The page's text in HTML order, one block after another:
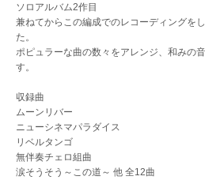
ソロアルバム2作目
兼ねてからこの編成でのレコーディングを
た。
ポピュラーな曲の数々をアレンジ、和みの
す。
収録曲
ムーンリバー
ニューシネマパラダイス
リベルタンゴ
無伴奏チェロ組曲
涙そうそう～この道～ 他 全12曲